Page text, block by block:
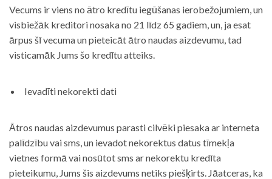
Vecums ir viens no ātro kredītu iegūšanas ierobežojumiem, un
visbiežāk kreditori nosaka no 21 līdz 65 gadiem, un, ja esat
ārpus šī vecuma un pieteicāt ātro naudas aizdevumu, tad
visticamāk Jums šo kredītu atteiks.
Ievadīti nekorekti dati
Ātros naudas aizdevumus parasti cilvēki piesaka ar interneta
palīdzību vai sms, un ievadot nekorektus datus tīmekļa
vietnes formā vai nosūtot sms ar nekorektu kredīta
pieteikumu, Jums šis aizdevums netiks piešķirts. Jāatceras, ka